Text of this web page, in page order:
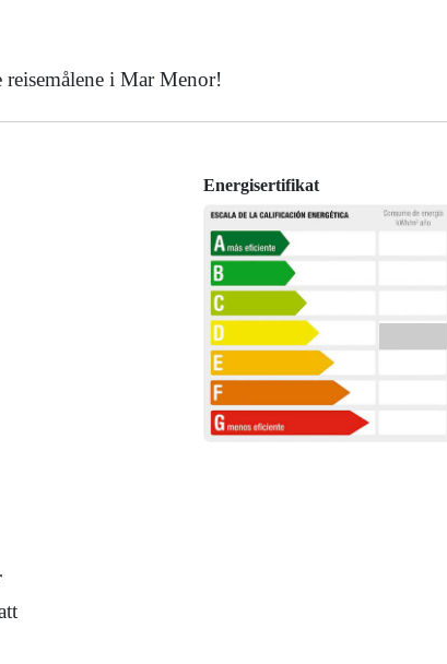
i Mar Menor!
Energisertifikat